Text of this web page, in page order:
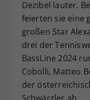
Dezibel lauter.
feierten sie eine
großen Star
drei der
BassLine 2024
Cobolli, Matteo
der